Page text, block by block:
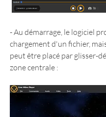
- Au démarrage, le logiciel
chargement d'un fichier,
peut être placé par glisser-
zone centrale :